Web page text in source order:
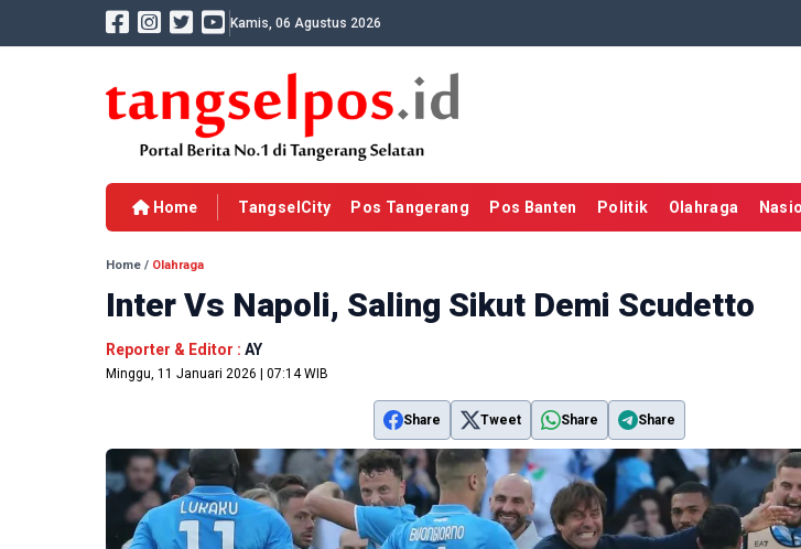
Kamis, 06 Agustus 2026
Home TangselCity Pos Tangerang Pos Banten Politik Olahraga
Home / Olahraga
Inter Vs Napoli, Saling Sikut Demi Scudetto
Reporter & Editor : AY
Minggu, 11 Januari 2026 | 07:14 WIB
Share Tweet Share Share